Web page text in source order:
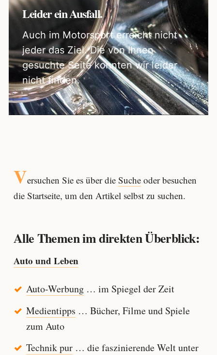
Leider ein Ausfall.
Auch im Motorsport erreicht nicht
jeder das Ziel. Die von Ihnen
gesuchte Seite konnten wir leider
nicht finden.
Versuchen Sie es über die Sucheoder besuchen
die Startseite, um den Artikel selbst zu suchen.
Alle Themen im direkten Überblick:
Auto und Leben
Auto-Werbung… im Spiegel der Zeit
Medientipps … Bücher, Filme und Spiele
zum Auto
Technik pur… die faszinierende Welt unter